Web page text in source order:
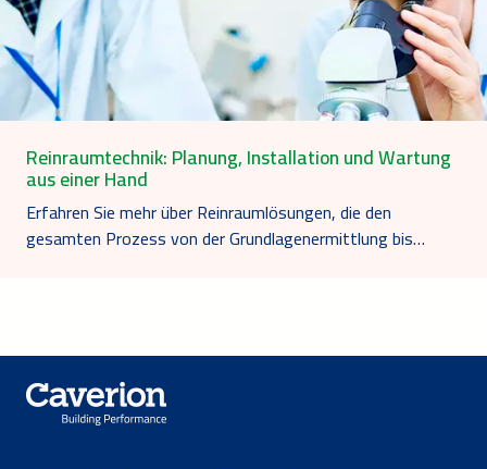
Reinraumtechnik: Planung, Installation und Wartung
aus einer Hand
Erfahren Sie mehr über Reinraumlösungen, die den
gesamten Prozess von der Grundlagenermittlung bis…